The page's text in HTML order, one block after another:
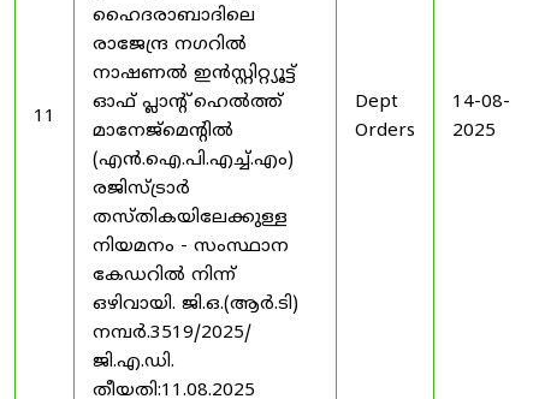
11
ഹൈദരാബാദിലെ
രാജേന്ദ്ര നഗറിൽ
നാഷണൽ ഇൻസ്റ്റിറ്റ്യൂട്ട്
ഓഫ് പ്ലാന്റ് ഹെൽത്ത്
മാനേജ്‌മെന്റിൽ
(എൻ.ഐ.പി.എച്ച്.എം)
രജിസ്ട്രാർ
തസ്തികയിലേക്കുള്ള
നിയമനം - സംസ്ഥാന
കേഡറിൽ നിന്ന്
ഒഴിവായി. ജി.ഒ.(ആർ.ടി)
നമ്പർ.3519/2025/
ജി.എ.ഡി.
തീയതി:11.08.2025
Dept
Orders
14-08-
2025